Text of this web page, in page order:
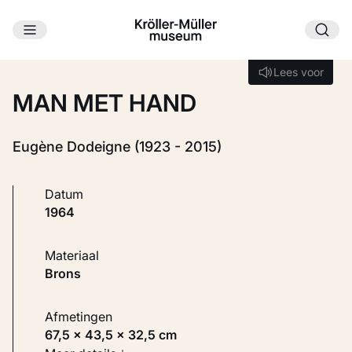
Ga naar hoofdinhoud
Lees voor
Lees voor
MAN MET HAND
Eugène Dodeigne (1923 - 2015)
Datum
1964
Materiaal
Brons
Afmetingen
67,5 × 43,5 × 32,5 cm